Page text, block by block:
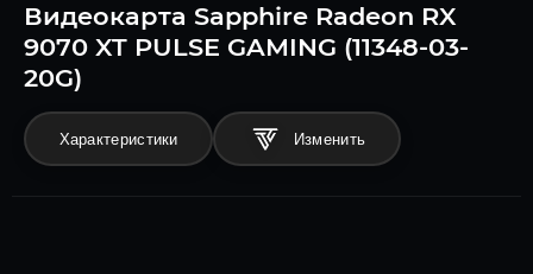
Видеокарта Sapphire Radeon RX
9070 XT PULSE GAMING (11348-03-
20G)
Характеристики